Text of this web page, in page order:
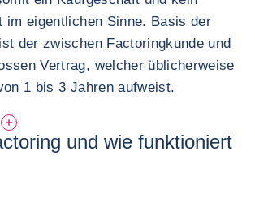
im eigentlichen Sinne. Basis der
der zwischen Factoringkunde und
Vertrag, welcher üblicherweise
1 bis 3 Jahren aufweist.
und wie funktioniert